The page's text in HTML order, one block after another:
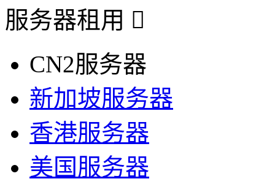
服务器租用
CN2服务器
新加坡服务器
香港服务器
美国服务器